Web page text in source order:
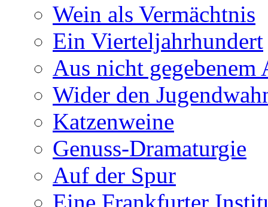
Wein als Vermächtnis
Ein Vierteljahrhundert
Aus nicht gegebenem
Wider den
Katzenweine
Genuss-Dramaturgie
Auf der Spur